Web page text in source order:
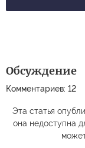
Обсуждение
Комментариев: 12
Эта статья
она недоступна